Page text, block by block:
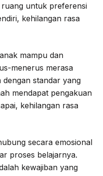
ruang untuk preferensi
kehilangan rasa
mampu dan
menerus merasa
dengan standar yang
mendapat pengakuan
kehilangan rasa
secara emosional
proses belajarnya.
kewajiban yang